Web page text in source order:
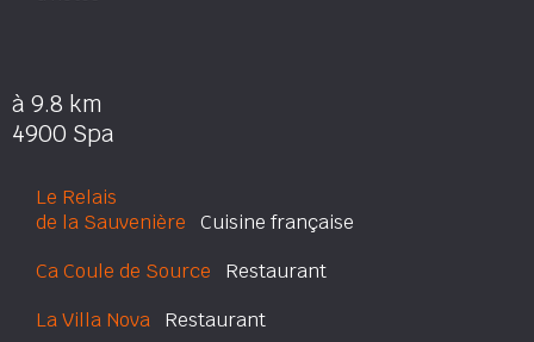
à 9.8 km
4900 Spa
Le Relais
de la Sauvenière Cuisine française
Ca Coule de Source Restaurant
La Villa Nova Restaurant